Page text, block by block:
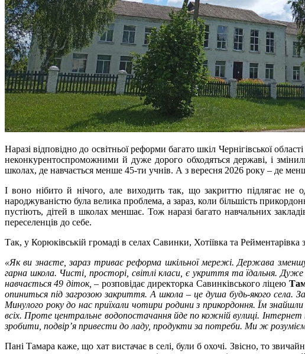
Наразі відповідно до освітньої реформи багато шкіл Чернігівської
неконкурентоспроможними й дуже дорого обходяться державі, і
школах, де навчається менше 45-ти учнів. А з вересня 2026 року – де
І воно нібито й нічого, але виходить так, що закриттю підлягає не
народжуваністю була велика проблема, а зараз, коли більшість
пустіють, дітей в школах меншає. Тож наразі багато навчальних
переселенців до себе.
Так, у Корюківській громаді в селах Савинки, Хотіївка та
«Як ви знаєте, зараз триває реформа шкільної мережі. Держава
гарна школа. Чисті, просторі, світлі класи, є укриття та їдальня. Дуже
навчається 49 діток, – розповідає директорка Савинківського ліцею
опиниться під загрозою закриття. А школа – це душа будь-якого села.
Минулого року до нас приїхали чотири родини з прикордоння. Їм
всіх. Проте центральне водопостачання йде по кожній вулиці.
зробити, подвір’я привести до ладу, продукти за потреби. Ми ж
Пані Тамара каже, що хат вистачає в селі, були б охочі. Звісно, то